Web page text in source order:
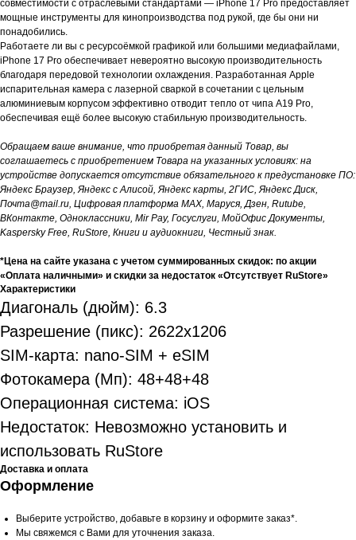
совместимости с отраслевыми стандартами — iPhone 17 Pro предоставляет
мощные инструменты для кинопроизводства под рукой, где бы они ни
понадобились.
Работаете ли вы с ресурсоёмкой графикой или большими медиафайлами,
iPhone 17 Pro обеспечивает невероятно высокую производительность
благодаря передовой технологии охлаждения. Разработанная Apple
испарительная камера с лазерной сваркой в ​​сочетании с цельным
алюминиевым корпусом эффективно отводит тепло от чипа A19 Pro,
обеспечивая ещё более высокую стабильную производительность.
Обращаем ваше внимание, что приобретая данный Товар, вы
соглашаетесь с приобретением Товара на указанных условиях: на
устройстве допускается отсутствие обязательного к предустановке ПО:
Яндекс Браузер, Яндекс с Алисой, Яндекс карты, 2ГИС, Яндекс Диск,
Почта@mail.ru, Цифровая платформа MAX, Маруся, Дзен, Rutube,
ВКонтакте, Одноклассники, Mir Pay, Госуслуги, МойОфис Документы,
Kaspersky Free, RuStore, Книги и аудиокниги, Честный знак.
*Цена на сайте указана с учетом суммированных скидок: по акции
«Оплата наличными» и скидки за недостаток «Отсутствует RuStore»
Характеристики
Диагональ (дюйм): 6.3
Разрешение (пикс): 2622x1206
SIM-карта: nano-SIM + eSIM
Фотокамера (Мп): 48+48+48
Операционная система: iOS
Недостаток: Невозможно установить и
использовать RuStore
Доставка и оплата
Оформление
Выберите устройство, добавьте в корзину и оформите заказ*.
Мы свяжемся с Вами для уточнения заказа.